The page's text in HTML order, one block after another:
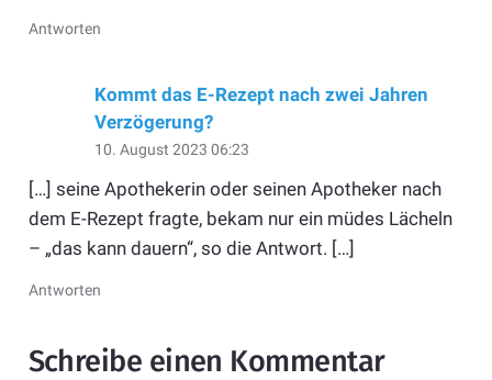
Antworten
Kommt das E-Rezept nach zwei Jahren
Verzögerung?
10. August 2023 06:23
[…] seine Apothekerin oder seinen Apotheker nach
dem E-Rezept fragte, bekam nur ein müdes Lächeln
– „das kann dauern“, so die Antwort. […]
Antworten
Schreibe einen Kommentar